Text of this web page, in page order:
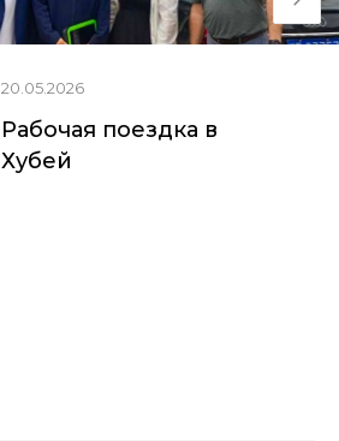
20.05.2026
Рабочая поездка в
Хубей